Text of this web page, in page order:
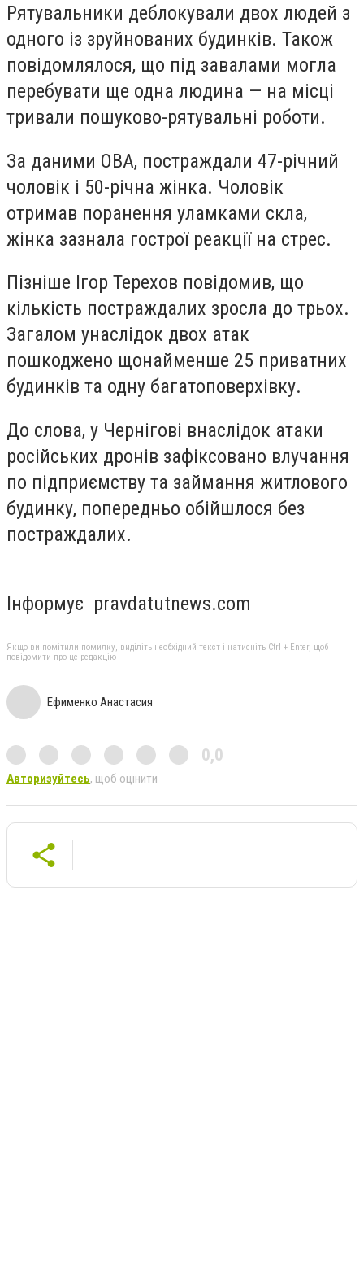
Рятувальники деблокували двох людей з
одного із зруйнованих будинків. Також
повідомлялося, що під завалами могла
перебувати ще одна людина — на місці
тривали пошуково-рятувальні роботи.
За даними ОВА, постраждали 47-річний
чоловік і 50-річна жінка. Чоловік
отримав поранення уламками скла,
жінка зазнала гострої реакції на стрес.
Пізніше Ігор Терехов повідомив, що
кількість постраждалих зросла до трьох.
Загалом унаслідок двох атак
пошкоджено щонайменше 25 приватних
будинків та одну багатоповерхівку.
До слова, у Чернігові внаслідок атаки
російських дронів зафіксовано влучання
по підприємству та займання житлового
будинку, попередньо обійшлося без
постраждалих.
Інформує pravdatutnews.com
Якщо ви помітили помилку, виділіть необхідний текст і натисніть Ctrl + Enter, щоб
повідомити про це редакцію
Ефименко Анастасия
0,0
Авторизуйтесь, щоб оцінити